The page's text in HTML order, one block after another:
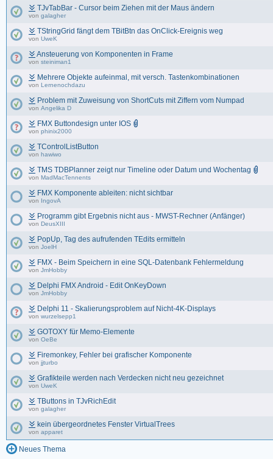
TJvTabBar - Cursor beim Ziehen mit der Maus ändern
von galagher
TStringGrid fängt dem TBitBtn das OnClick-Ereignis weg
von UweK
Ansteuerung von Komponenten in Frame
von steiniman1
Mehrere Objekte aufeinmal, mit versch. Tastenkombinationen
von Lernenochdazu
Problem mit Zuweisung von ShortCuts mit Ziffern vom Numpad
von Angelika D
FMX Buttondesign unter IOS
von phinix2000
TControlListButton
von hawiwo
TMS TDBPlanner zeigt nur Timeline oder Datum und Wochentag
von MadMacTennents
FMX Komponente ableiten: nicht sichtbar
von IngovA
Programm gibt Ergebnis nicht aus - MWST-Rechner (Anfänger)
von DeusXIII
PopUp, Tag des aufrufenden TEdits ermitteln
von JoelH
FMX - Beim Speichern in eine SQL-Datenbank Fehlermeldung
von JmHobby
Delphi FMX Android - Edit OnKeyDown
von JmHobby
Delphi 11 - Skalierungsproblem auf Nicht-4K-Displays
von wurzelsepp1
GOTOXY für Memo-Elemente
von OeBe
Firemonkey, Fehler bei grafischer Komponente
von jjturbo
Grafikteile werden nach Verdecken nicht neu gezeichnet
von UweK
TButtons in TJvRichEdit
von galagher
kein übergeordnetes Fenster VirtualTrees
von apparet
Neues Thema